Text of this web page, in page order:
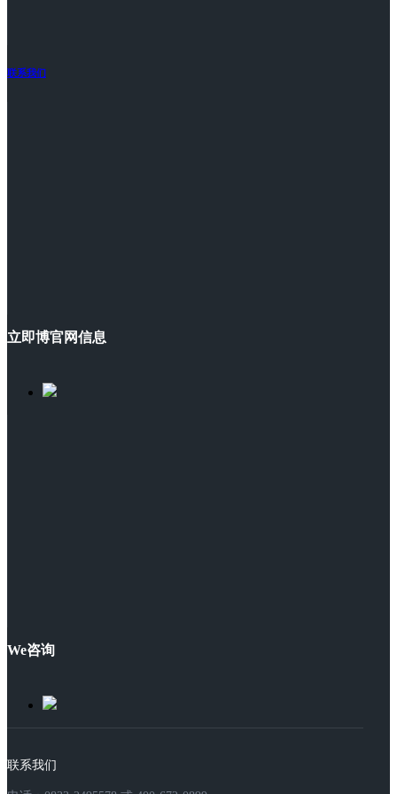
联系我们
立即博官网信息
We咨询
联系我们